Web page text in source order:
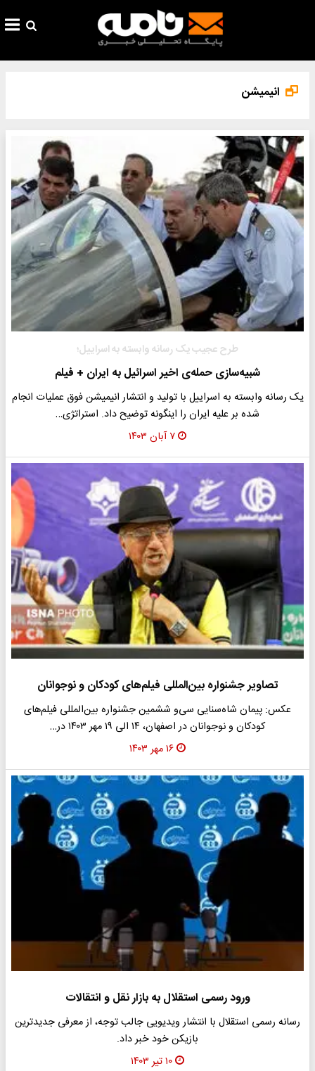
انیمیشن
طرح عجیب یک رسانه وابسته به اسراییل؛
شبیه‌سازی حمله‌ی اخیر اسرائیل به ایران + فیلم
یک رسانه وابسته به اسراییل با تولید و انتشار انیمیشن فوق عملیات انجام
شده بر علیه ایران را اینگونه توضیح داد. استراتژی…
۷ آبان ۱۴۰۳
تصاویر جشنواره بین‌المللی فیلم‌های کودکان و نوجوانان
عکس: پیمان شاه‌سنایی سی‌و ششمین جشنواره بین‌المللی فیلم‌های
کودکان و نوجوانان در اصفهان، ۱۴ الی ۱۹ مهر ۱۴۰۳ در…
۱۶ مهر ۱۴۰۳
ورود رسمی استقلال به بازار نقل و انتقالات
رسانه رسمی استقلال با انتشار ویدیویی جالب توجه، از معرفی جدیدترین
بازیکن خود خبر داد.
۱۰ تیر ۱۴۰۳